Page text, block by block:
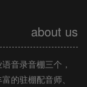
about us
音录音棚三个，
的驻棚配音师、